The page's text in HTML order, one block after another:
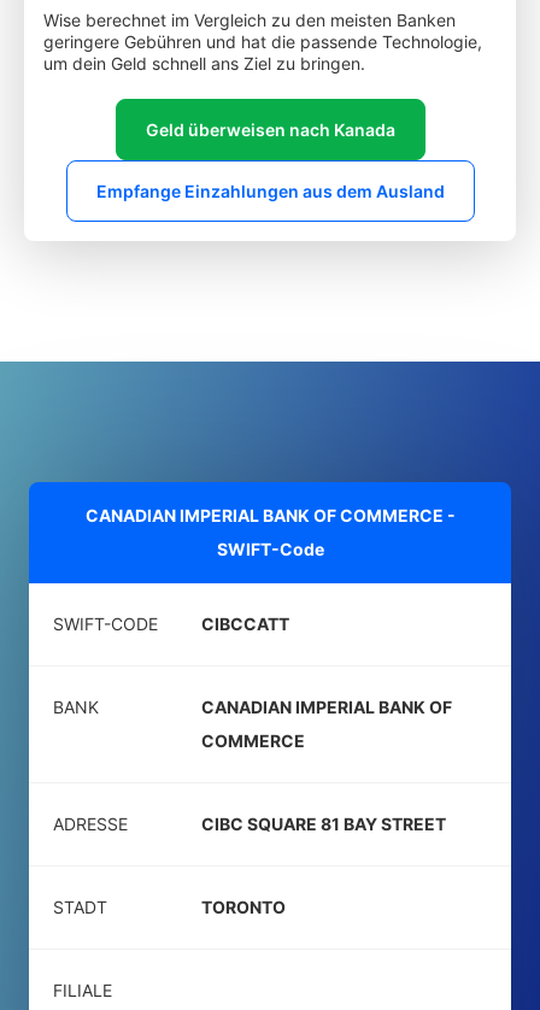
Wise berechnet im Vergleich zu den meisten Banken
geringere Gebühren und hat die passende Technologie,
um dein Geld schnell ans Ziel zu bringen.
Geld überweisen nach Kanada
Empfange Einzahlungen aus dem Ausland
CANADIAN IMPERIAL BANK OF COMMERCE -
SWIFT-Code
SWIFT-CODE CIBCCATT
BANK
CANADIAN IMPERIAL BANK OF
COMMERCE
ADRESSE CIBC SQUARE 81 BAY STREET
STADT TORONTO
FILIALE